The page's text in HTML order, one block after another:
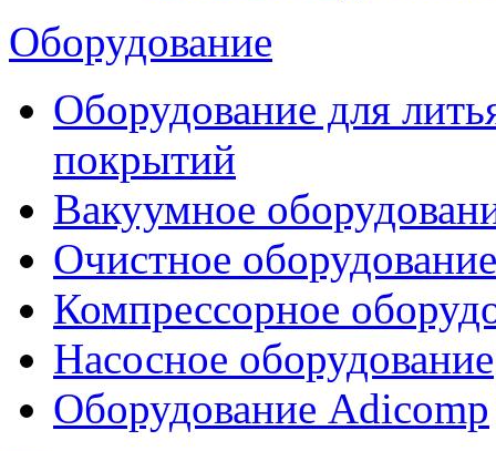
Оборудование
Оборудование для
покрытий
Вакуумное
Очистное оборудование
Компрессорное
Насосное оборудование
Оборудование Adicomp